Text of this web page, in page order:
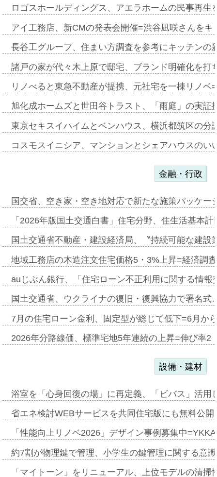
ロゴスホールディングス、アエラホームの民事再
アイ工務店、新CMの発表会開催=渋谷凪咲さんを
長谷工グループ、住まい方調査を参考にキッチン
諸戸の家が代々木上原で邸宅、ブランド明確化を
リノべると東急不動産が提携、元社宅を一棟リノ
旭化成ホームズと世田谷トラスト、「雨庭」の実
東京セキスイハイムとベンハウス、横浜都筑区の
コスモスイニシア、マンションとシェアハウスの
金融・行政
国交省、空き家・空き地対応で新たな施策パッケ
「2026年版国土交通白書」住宅分野、住生活基本
国土交通省不動産・建設経済局、〝持続可能な建
地域工務店の木造注文住宅価格5・3%上昇=経済調
auじぶん銀行、「住宅ローン不正利用に関する情
国土交通省、ウクライナの復旧・復興協力で署名
7月の住宅ローン金利、固定型が総じて低下=6月か
2026年分路線価、標準宅地5年連続の上昇=伸び率
設備・建材
浴室を「心身回復の場」に再定義、「ビバス」活
省エネ検討WEBサービスを共同住宅版にも無料公
「性能向上リノベ2026」デザイン事例募集中
約7割が物理鍵で管理、小学生の鍵管理に関する意
「マイトーン」をリニューアル、上位モデルの清